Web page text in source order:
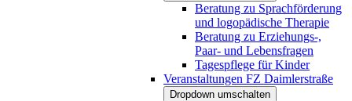
Beratung zu Sprachförderung
und logopädische Therapie
Beratung zu Erziehungs-,
Paar- und Lebensfragen
Tagespflege für Kinder
Veranstaltungen FZ Daimlerstraße
Dropdown umschalten